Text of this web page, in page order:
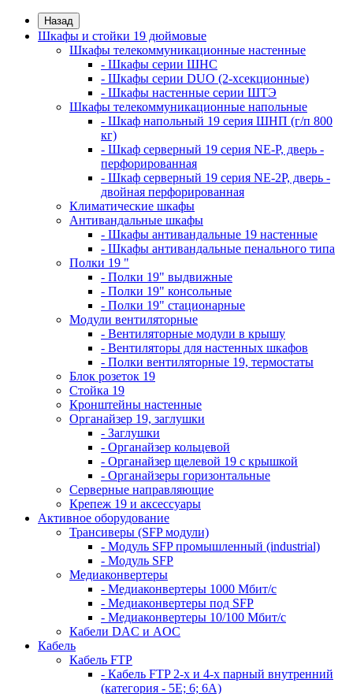
Назад
Шкафы и стойки 19 дюймовые
Шкафы телекоммуникационные настенные
- Шкафы серии ШНС
- Шкафы серии DUO (2-хсекционные)
- Шкафы настенные серии ШТЭ
Шкафы телекоммуникационные напольные
- Шкаф напольный 19 серия ШНП (г/п 800
кг)
- Шкаф серверный 19 серия NE-P, дверь -
перфорированная
- Шкаф серверный 19 серия NE-2P, дверь -
двойная перфорированная
Климатические шкафы
Антивандальные шкафы
- Шкафы антивандальные 19 настенные
- Шкафы антивандальные пенального типа
Полки 19 "
- Полки 19" выдвижные
- Полки 19" консольные
- Полки 19" стационарные
Модули вентиляторные
- Вентиляторные модули в крышу
- Вентиляторы для настенных шкафов
- Полки вентиляторные 19, термостаты
Блок розеток 19
Стойка 19
Кронштейны настенные
Органайзер 19, заглушки
- Заглушки
- Органайзер кольцевой
- Органайзер щелевой 19 с крышкой
- Органайзеры горизонтальные
Серверные направляющие
Крепеж 19 и аксессуары
Активное оборудование
Трансиверы (SFP модули)
- Модуль SFP промышленный (industrial)
- Модуль SFP
Медиаконвертеры
- Медиаконвертеры 1000 Мбит/с
- Медиаконвертеры под SFP
- Медиаконвертеры 10/100 Мбит/с
Кабели DAC и AOC
Кабель
Кабель FTP
- Кабель FTP 2-х и 4-х парный внутренний
(категория - 5Е; 6; 6А)